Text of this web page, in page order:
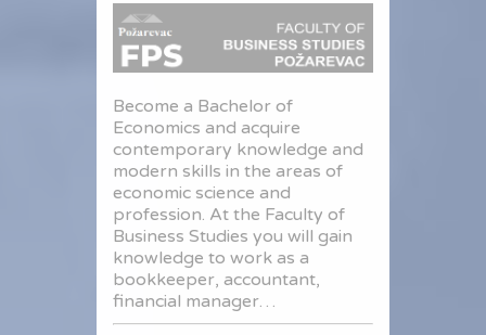
Become a Bachelor of
Economics and acquire
contemporary knowledge and
modern skills in the areas of
economic science and
profession. At the Faculty of
Business Studies you will gain
knowledge to work as a
bookkeeper, accountant,
financial manager…